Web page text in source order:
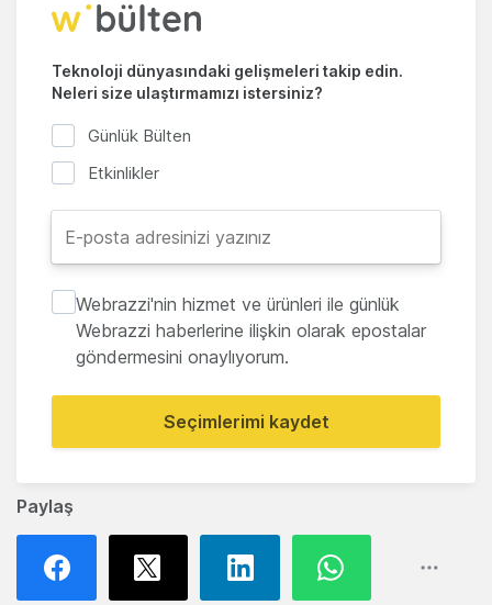
Paylaş
Teknoloji dünyasındaki gelişmeleri takip edin.
Neleri size ulaştırmamızı istersiniz?
Günlük Bülten
Etkinlikler
Webrazzi'nin hizmet ve ürünleri ile günlük
Webrazzi haberlerine ilişkin olarak epostalar
göndermesini onaylıyorum.
Seçimlerimi kaydet